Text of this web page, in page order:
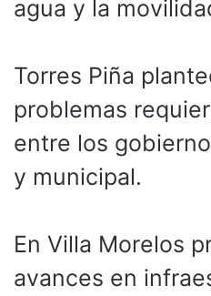
agua y la
Torres Piña
problemas
entre los
y municipal.
En Villa Morelos
avances en